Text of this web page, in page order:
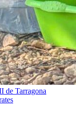
de Tarragona